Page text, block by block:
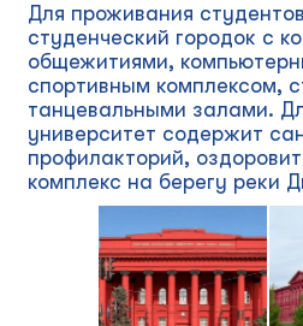
Для проживания
студенческий городок с
общежитиями,
спортивным комплексом,
танцевальными залами.
университет содержит
профилакторий,
комплекс на берегу реки